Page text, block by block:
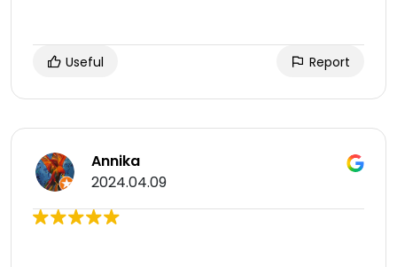
Useful Report
Annika
2024.04.09